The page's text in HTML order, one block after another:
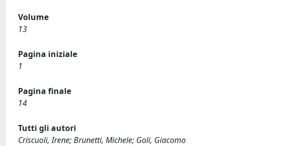
Volume
13
Pagina iniziale
1
Pagina finale
14
Tutti gli autori
Criscuoli, Irene; Brunetti, Michele; Goli, Giacomo